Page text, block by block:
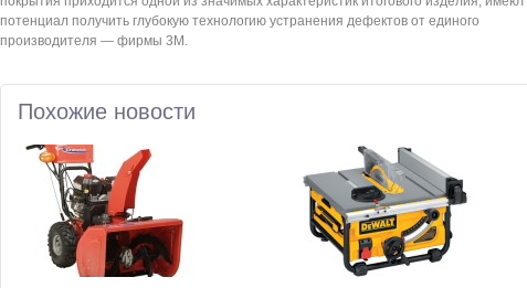
потенциал получить глубокую технологию устранения дефектов от единого
производителя — фирмы 3М.
Похожие новости